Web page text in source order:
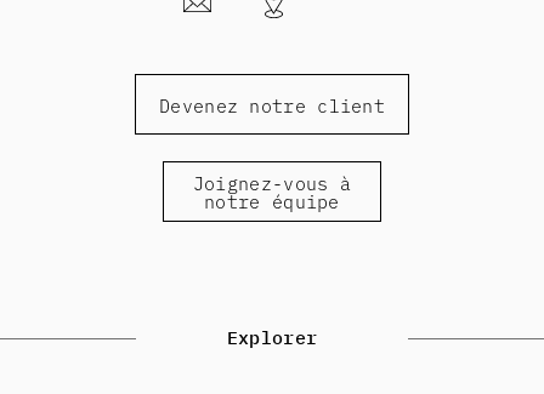
Devenez notre client
Joignez-vous à
notre équipe
Explorer